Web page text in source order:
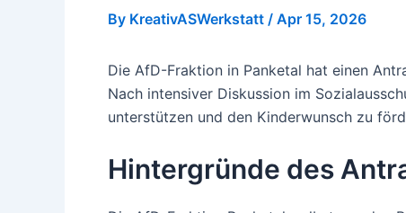
By KreativASWerkstatt / Apr 15, 2026
Die AfD-Fraktion in Panketal hat einen
Nach intensiver Diskussion im
unterstützen und den Kinderwunsch zu
Hintergründe des